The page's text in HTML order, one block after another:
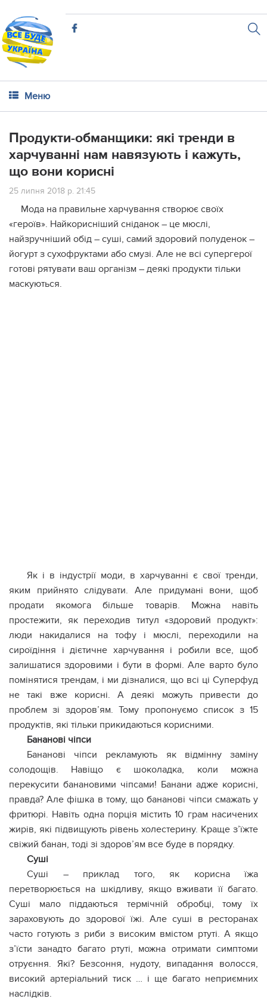
Меню
Продукти-обманщики: які тренди в
харчуванні нам навязують і кажуть,
що вони корисні
25 липня 2018 р. 21:45
Мода на правильне харчування створює своїх
«героїв». Найкорисніший сніданок – це мюслі,
найзручніший обід – суші, самий здоровий полуденок –
йогурт з сухофруктами або смузі. Але не всі супергерої
готові рятувати ваш організм – деякі продукти тільки
маскуються.
Як і в індустрії моди, в харчуванні є свої тренди,
яким прийнято слідувати. Але придумані вони, щоб
продати якомога більше товарів. Можна навіть
простежити, як переходив титул «здоровий продукт»:
люди накидалися на тофу і мюслі, переходили на
сироїдіння і дієтичне харчування і робили все, щоб
залишатися здоровими і бути в формі. Але варто було
помінятися трендам, і ми дізналися, що всі ці Суперфуд
не такі вже корисні. А деякі можуть привести до
проблем зі здоров’ям. Тому пропонуємо список з 15
продуктів, які тільки прикидаються корисними.
Бананові чіпси
Бананові чіпси рекламують як відмінну заміну
солодощів. Навіщо є шоколадка, коли можна
перекусити банановими чіпсами! Банани адже корисні,
правда? Але фішка в тому, що бананові чіпси смажать у
фритюрі. Навіть одна порція містить 10 грам насичених
жирів, які підвищують рівень холестерину. Краще з’їжте
свіжий банан, тоді зі здоров’ям все буде в порядку.
Суші
Суші – приклад того, як корисна їжа
перетворюється на шкідливу, якщо вживати її багато.
Суші мало піддаються термічній обробці, тому їх
зараховують до здорової їжі. Але суші в ресторанах
часто готують з риби з високим вмістом ртуті. А якщо
з’їсти занадто багато ртуті, можна отримати симптоми
отруєння. Які? Безсоння, нудоту, випадання волосся,
високий артеріальний тиск … і ще багато неприємних
наслідків.